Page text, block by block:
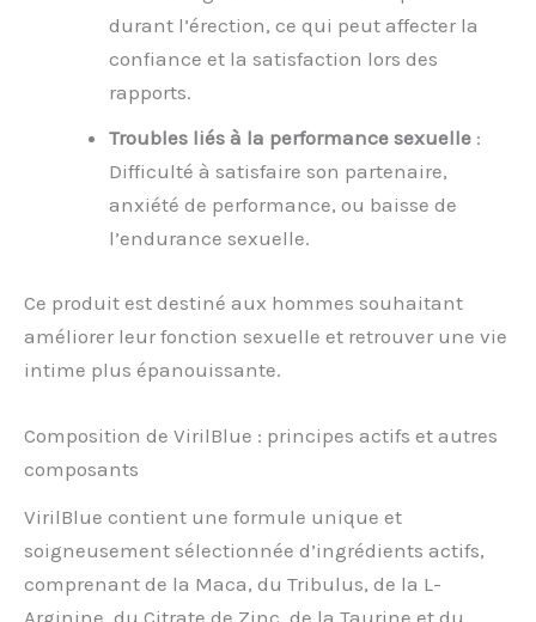
durant l’érection, ce qui peut affecter la
confiance et la satisfaction lors des
rapports.
Troubles liés à la performance sexuelle :
Difficulté à satisfaire son partenaire,
anxiété de performance, ou baisse de
l’endurance sexuelle.
Ce produit est destiné aux hommes souhaitant
améliorer leur fonction sexuelle et retrouver une vie
intime plus épanouissante.
Composition de VirilBlue : principes actifs et autres
composants
VirilBlue contient une formule unique et
soigneusement sélectionnée d’ingrédients actifs,
comprenant de la Maca, du Tribulus, de la L-
Arginine, du Citrate de Zinc, de la Taurine et du